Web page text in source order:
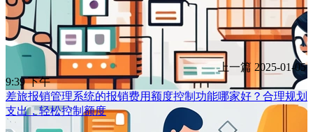
上一篇 2025-01-05
9:39 下午
差旅报销管理系统的报销费用额度控制功能哪家好？合理规划
支出，轻松控制额度